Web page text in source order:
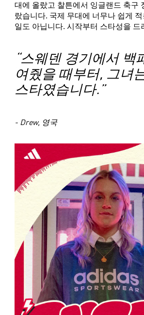
대에 올랐고 찰튼에서 잉글랜드 축구
랐습니다. 국제 무대에 너무나 쉽게
일도 아닙니다. 시작부터 스타성을 드
“스웨덴 경기에서 백
여줬을 때부터, 그녀
스타였습니다.”
- Drew, 영국